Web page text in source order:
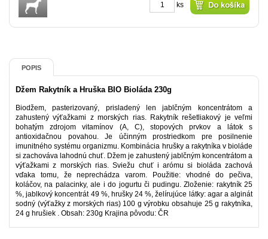
ks
POPIS
Džem Rakytník a Hruška BIO Bioláda 230g
Biodžem, pasterizovaný, prisladený len jablčným koncentrátom a
zahustený výťažkami z morských rias. Rakytník rešetliakový je veľmi
bohatým zdrojom vitamínov (A, C), stopových prvkov a látok s
antioxidačnou povahou. Je účinným prostriedkom pre posilnenie
imunitného systému organizmu. Kombinácia hrušky a rakytníka v bioláde
si zachováva lahodnú chuť. Džem je zahustený jablčným koncentrátom a
výťažkami z morských rias. Sviežu chuť i arómu si bioláda zachová
vďaka tomu, že neprechádza varom. Použitie: vhodné do pečiva,
koláčov, na palacinky, ale i do jogurtu či pudingu. Zloženie: rakytník 25
%, jablkový koncentrát 49 %, hrušky 24 %, želírujúce látky: agar a alginát
sodný (výťažky z morských rias) 100 g výrobku obsahuje 25 g rakytníka,
24 g hrušiek . Obsah: 230g Krajina pôvodu: ČR